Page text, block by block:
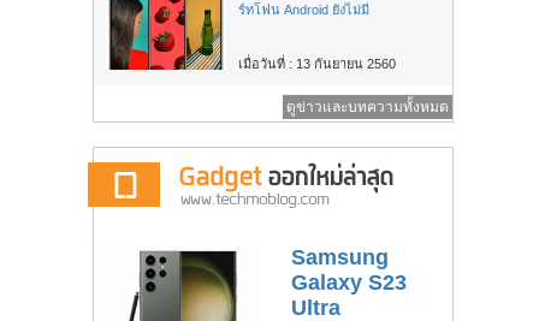
ร์ทโฟน Android ยังไม่มี
เมื่อวันที่ : 13 กันยายน 2560
ดูข่าวและบทความทั้งหมด
Samsung
Galaxy S23
Ultra